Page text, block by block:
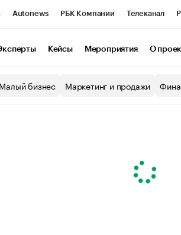
Autonews РБК Компании Телеканал
Экономика Бизнес
Кейсы Мероприятия О
Малый бизнес Маркетинг и продажи